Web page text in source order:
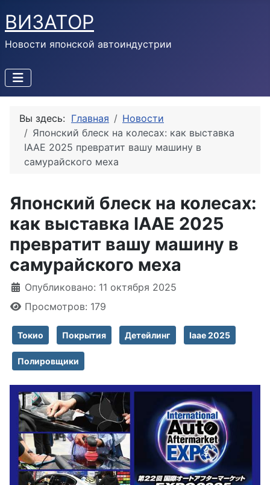
ВИЗАТОР
Новости японской автоиндустрии
Вы здесь: Главная
Новости
Японский блеск на колесах: как выставка
IAAE 2025 превратит вашу машину в
самурайского меха
Японский блеск на колесах:
как выставка IAAE 2025
превратит вашу машину в
самурайского меха
Информация о материале
Опубликовано: 11 октября 2025
Просмотров: 179
Токио Покрытия Детейлинг Iaae 2025
Полировщики